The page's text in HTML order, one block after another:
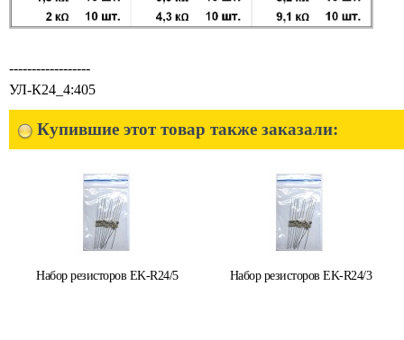
------------------
УЛ-К24_4:405
Купившие этот товар также заказали:
Набор резисторов EK-R24/5 Набор резисторов EK-R24/3